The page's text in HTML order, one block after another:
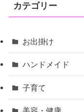
カテゴリー
お出掛け
ハンドメイド
子育て